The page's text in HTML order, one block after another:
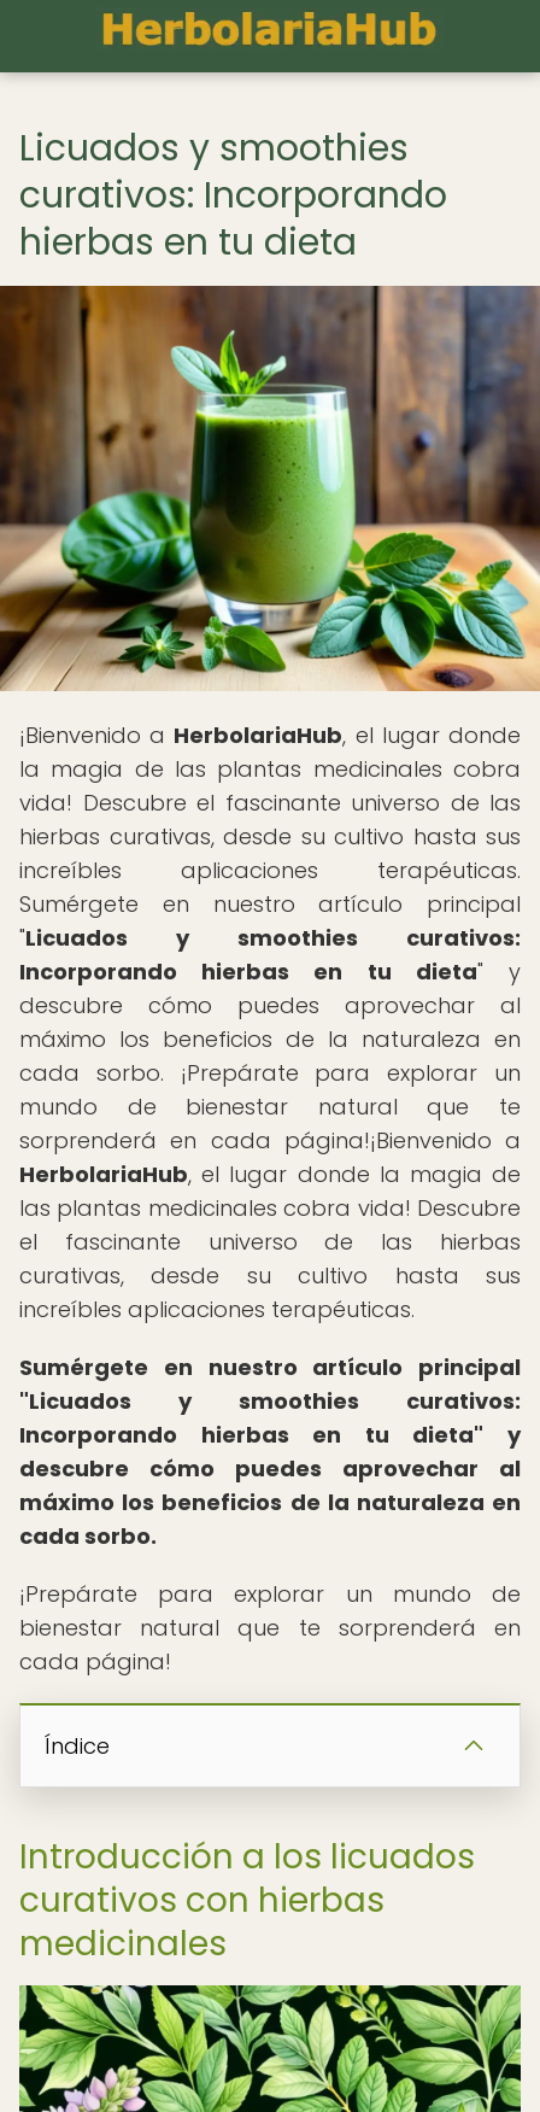
Licuados y smoothies
curativos: Incorporando
hierbas en tu dieta
¡Bienvenido a HerbolariaHub, el lugar donde
la magia de las plantas medicinales cobra
vida! Descubre el fascinante universo de las
hierbas curativas, desde su cultivo hasta sus
increíbles aplicaciones terapéuticas.
Sumérgete en nuestro artículo principal
"Licuados y smoothies curativos:
Incorporando hierbas en tu dieta" y
descubre cómo puedes aprovechar al
máximo los beneficios de la naturaleza en
cada sorbo. ¡Prepárate para explorar un
mundo de bienestar natural que te
sorprenderá en cada página!¡Bienvenido a
HerbolariaHub, el lugar donde la magia de
las plantas medicinales cobra vida! Descubre
el fascinante universo de las hierbas
curativas, desde su cultivo hasta sus
increíbles aplicaciones terapéuticas.
Sumérgete en nuestro artículo principal
"Licuados y smoothies curativos:
Incorporando hierbas en tu dieta" y
descubre cómo puedes aprovechar al
máximo los beneficios de la naturaleza en
cada sorbo.
¡Prepárate para explorar un mundo de
bienestar natural que te sorprenderá en
cada página!
Índice
Introducción a los licuados
curativos con hierbas
medicinales